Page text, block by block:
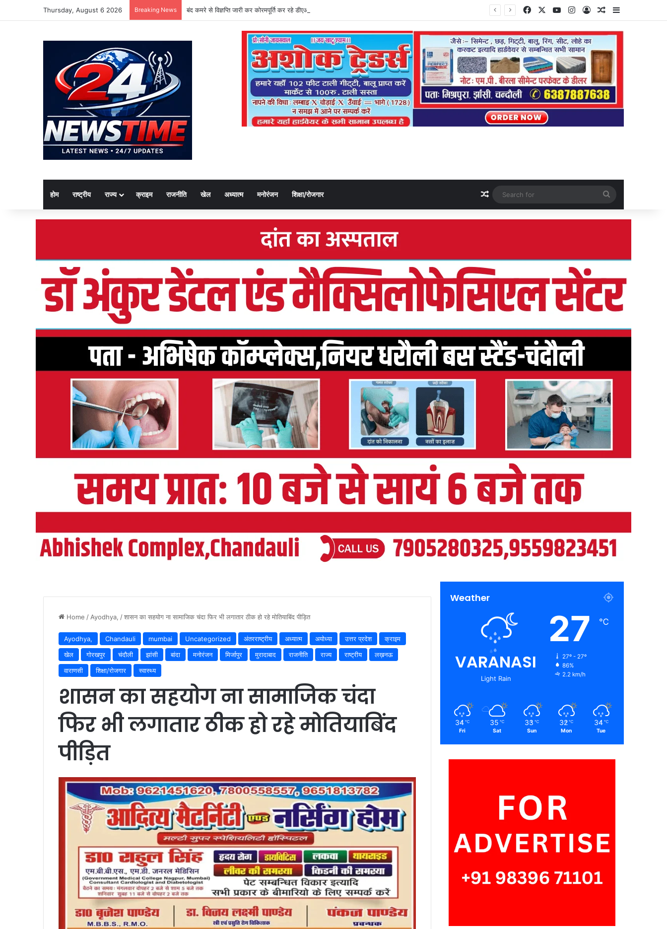
Thursday, August 6 2026 Breaking News बंद कमरे से विज्ञप्ति जारी कर कोरमपूर्ति कर रहे डीएओ, किसानों को लूट रहे निजी दुकानदार FacebookYouTubeInstagram
Log InRandom Article
Sidebar
होम राष्ट्रीय राज्य क्राइम राजनीति खेल अध्यात्म मनोरंजन शिक्षा/रोजगार Random Article
for
Home / Ayodhya, /शासन का सहयोग ना सामाजिक चंदा फिर भी लगातार ठीक हो रहे मोतियाबिंद पीड़ित
Ayodhya, Chandauli mumbai Uncategorized अंतरराष्ट्रीय अध्यात्म अयोध्या उत्तर प्रदेश
क्राइम
खेल
गोरखपुर चंदौली झांसी बांदा मनोरंजन मिर्जापुर मुरादाबाद राजनीति राज्य राष्ट्रीय
लख़नऊ
वाराणसी
शिक्षा/रोजगार स्वास्थ्य
शासन का सहयोग ना सामाजिक चंदा
फिर भी लगातार ठीक हो रहे मोतियाबिंद
पीड़ित
Weather
VARANASI
Light Rain
27 ℃
27º - 27º
86%
2.2 km/h
34 ℃
Fri
35 ℃
Sat
33 ℃
Sun
32 ℃
Mon
34 ℃
Tue